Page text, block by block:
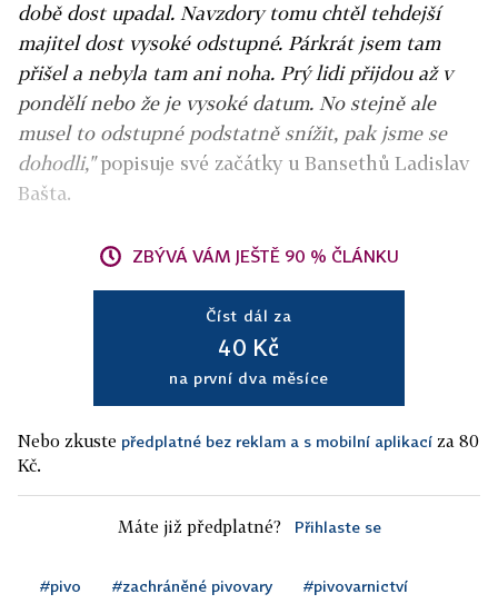
době dost upadal. Navzdory tomu chtěl tehdejší
majitel dost vysoké odstupné. Párkrát jsem tam
přišel a nebyla tam ani noha. Prý lidi přijdou až v
pondělí nebo že je vysoké datum. No stejně ale
musel to odstupné podstatně snížit, pak jsme se
dohodli,"popisuje své začátky u Bansethů Ladislav
Bašta.
ZBÝVÁ VÁM JEŠTĚ 90 % ČLÁNKU
Číst dál za
40 Kč
na první dva měsíce
Nebo zkuste předplatné bez reklam a s mobilní aplikací za 80
Kč.
Máte již předplatné? Přihlaste se
#pivo #zachráněné pivovary #pivovarnictví